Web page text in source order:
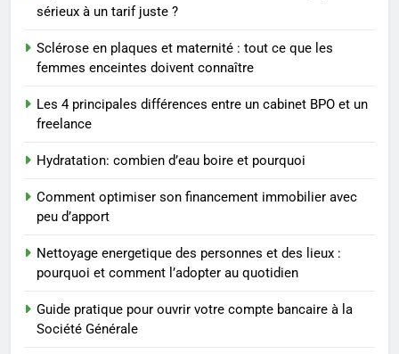
2
Maigrir efficacement grâce aux
conseils pratiques
BIEN ÊTRE
3
pour perdre du poids
4
Infection chronique de l’oreille :
sérieux à un tarif juste ?
Sclérose en plaques et maternité : tout ce que les
femmes enceintes doivent connaître
Les 4 principales différences entre un cabinet BPO et un
freelance
Hydratation: combien d’eau boire et pourquoi
Comment optimiser son financement immobilier avec
peu d’apport
Nettoyage energetique des personnes et des lieux :
pourquoi et comment l’adopter au quotidien
Guide pratique pour ouvrir votre compte bancaire à la
Société Générale